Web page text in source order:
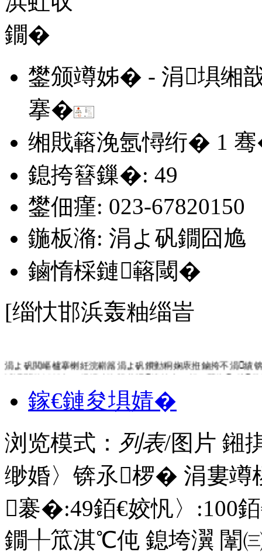
鐢颁竴姊� - 涓埧缃
搴�
缃戝簵浼氬憳绗� 1
鎴挎簮鏁�: 49
鐢佃瘽: 023-67820150
鍦板潃: 涓よ矾鐗囧尯
鏀惰棌鏈簵閾�
[缁忕邯浜轰粙缁峕
滅浉閭伙紝鏈夊ぇ鍨嬬殑浼戦棽涓績锛岀ⅶ娲ュ叕鍥€傛
鎷呬竴鍒囩儲鐞愬伐浣滐紝浜屾墜鎴垮眿浜ゆ槗銆佹寜鎻€
病閿欙紝鍦ㄨ繖閲屾槸鎮ㄧ疆涓氱殑鏄庢櫤閫夋嫨銆� 鏀惧
鎵€鏈夋埧婧�
浏览模式： 列表/图片 鎺
缈婚〉锛氶椤� 涓婁
褰�:49銆€姣忛〉:100
鐗╀笟淇℃伅 鎴垮瀷 闈